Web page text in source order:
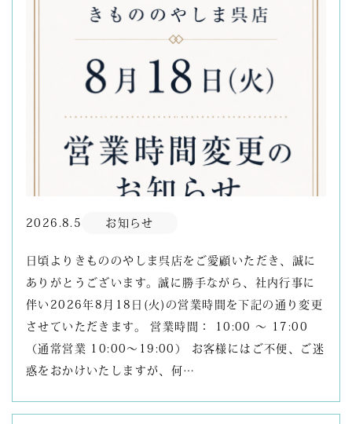
2026.8.5 お知らせ
日頃よりきもののやしま呉店をご愛顧いただき、誠に
ありがとうございます。誠に勝手ながら、社内行事に
伴い2026年8月18日(火)の営業時間を下記の通り変更
させていただきます。 営業時間： 10:00 ～ 17:00
（通常営業 10:00～19:00） お客様にはご不便、ご迷
惑をおかけいたしますが、何…